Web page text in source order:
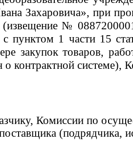
Захаровича», при
№
с пунктом 1 части 15
закупок товаров,
о контрактной системе),
Комиссии по
(подрядчика,